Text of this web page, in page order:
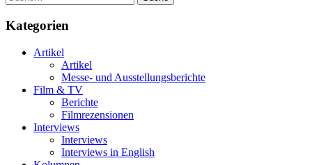
Kategorien
Artikel
Artikel
Messe- und Ausstellungsberichte
Film & TV
Berichte
Filmrezensionen
Interviews
Interviews
Interviews in English